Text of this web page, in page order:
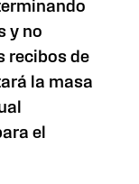
y no
recibos de
la masa
el